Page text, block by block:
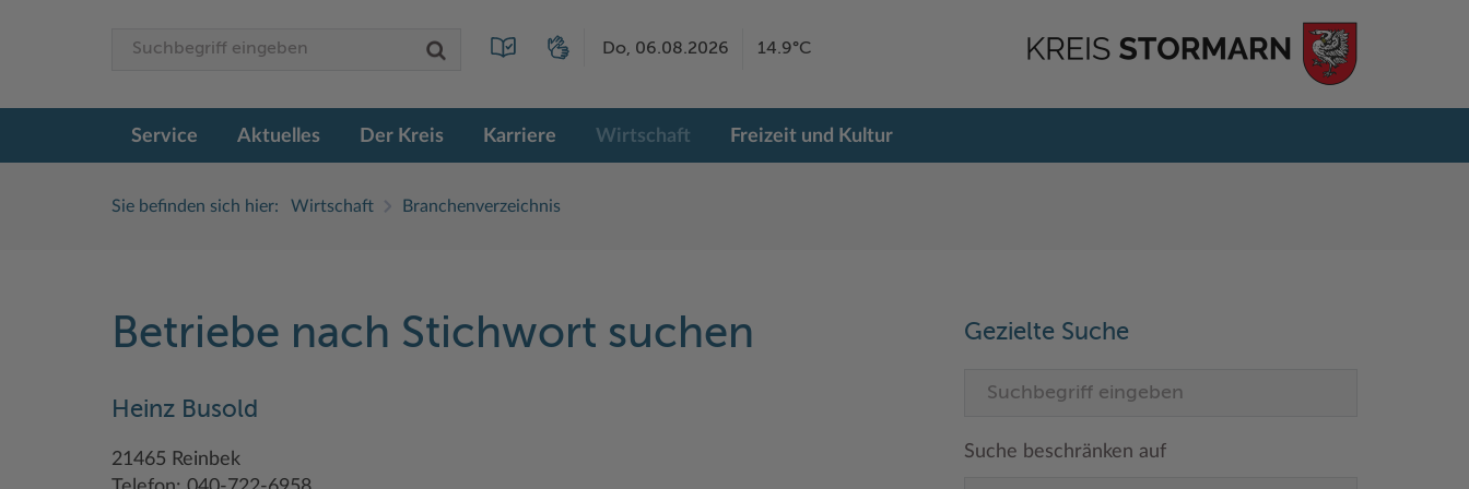
Do, 06.08.2026 14.9°C
Service Aktuelles Der Kreis Karriere Wirtschaft Freizeit und Kultur
Sie befinden sich hier: Wirtschaft Branchenverzeichnis
Betriebe nach Stichwort suchen
Heinz Busold
21465 Reinbek
Gezielte Suche
Suche beschränken auf